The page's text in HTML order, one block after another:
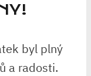
!
byl plný
a radosti.